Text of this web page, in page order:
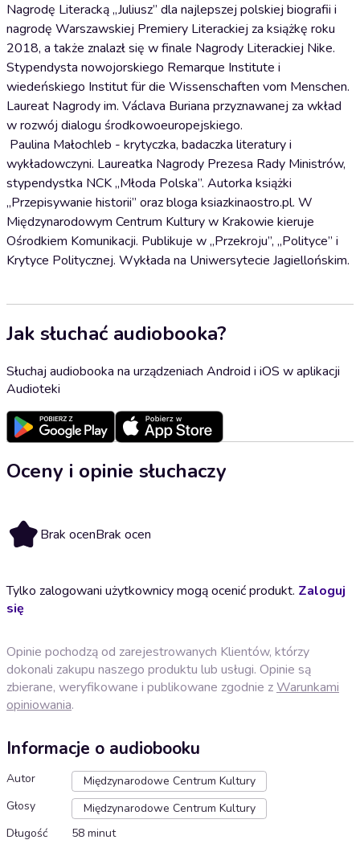
Nagrodę Literacką „Juliusz” dla najlepszej polskiej biografii i
nagrodę Warszawskiej Premiery Literackiej za książkę roku
2018, a także znalazł się w finale Nagrody Literackiej Nike.
Stypendysta nowojorskiego Remarque Institute i
wiedeńskiego Institut für die Wissenschaften vom Menschen.
Laureat Nagrody im. Václava Buriana przyznawanej za wkład
w rozwój dialogu środkowoeuropejskiego.
Paulina Małochleb - krytyczka, badaczka literatury i
wykładowczyni. Laureatka Nagrody Prezesa Rady Ministrów,
stypendystka NCK „Młoda Polska”. Autorka książki
„Przepisywanie historii” oraz bloga ksiazkinaostro.pl. W
Międzynarodowym Centrum Kultury w Krakowie kieruje
Ośrodkiem Komunikacji. Publikuje w „Przekroju”, „Polityce” i
Krytyce Politycznej. Wykłada na Uniwersytecie Jagiellońskim.
Jak słuchać audiobooka?
Słuchaj audiobooka na urządzeniach Android i iOS w aplikacji
Audioteki
Oceny i opinie słuchaczy
Brak ocenBrak ocen
Tylko zalogowani użytkownicy mogą ocenić produkt. Zaloguj
się
Opinie pochodzą od zarejestrowanych Klientów, którzy
dokonali zakupu naszego produktu lub usługi. Opinie są
zbierane, weryfikowane i publikowane zgodnie zWarunkami
opiniowania.
Informacje o audiobooku
Autor
Międzynarodowe Centrum Kultury
Głosy
Międzynarodowe Centrum Kultury
Długość
58 minut